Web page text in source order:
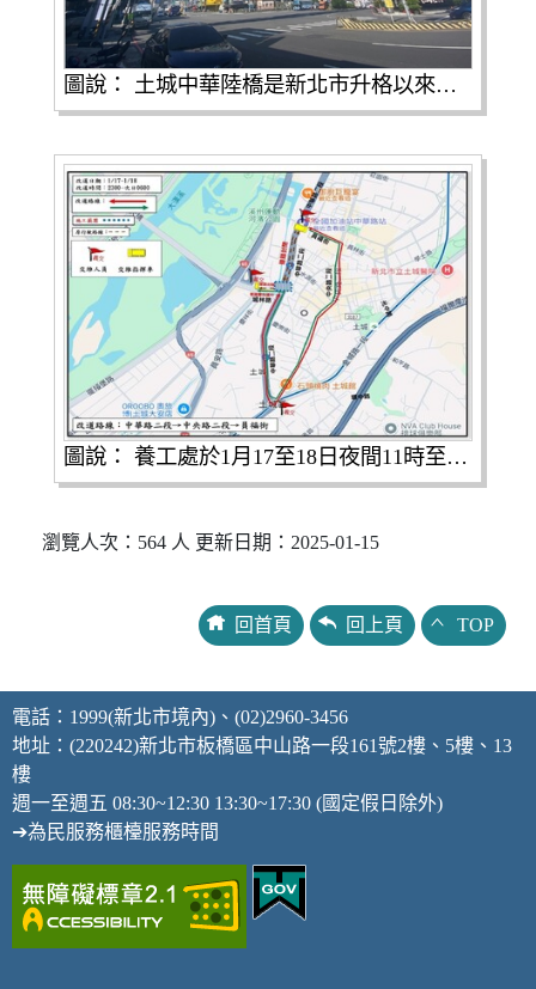
圖說： 土城中華陸橋是新北市升格以來的第58座人行陸橋，拆除完後將使人行空間及行車視線變得更加寬敞，通行也更為安全便利。
圖說： 養工處於1月17至18日夜間11時至翌日上午6時，進行土城中華陸橋拆除工程，將封閉中華路2段(城林路至員福街)雙向道路，提醒用路人改由城林路、中央路2段及員福街通行。
瀏覽人次：564 人 更新日期：2025-01-15
回首頁 回上頁 TOP
電話：1999(新北市境內)、(02)2960-3456
地址：(220242)新北市板橋區中山路一段161號2樓、5樓、13
樓
週一至週五 08:30~12:30 13:30~17:30 (國定假日除外)
➔為民服務櫃檯服務時間